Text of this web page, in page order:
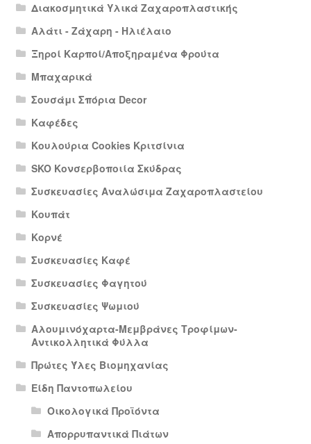
Διακοσμητικά Υλικά Ζαχαροπλαστικής
Αλάτι - Ζάχαρη - Ηλιέλαιο
Ξηροί Καρποί/Αποξηραμένα Φρούτα
Μπαχαρικά
Σουσάμι Σπόρια Decor
Καφέδες
Κουλούρια Cookies Κριτσίνια
SKO Κονσερβοποιία Σκύδρας
Συσκευασίες Αναλώσιμα Ζαχαροπλαστείου
Κουπάτ
Κορνέ
Συσκευασίες Καφέ
Συσκευασίες Φαγητού
Συσκευασίες Ψωμιού
Αλουμινόχαρτα-Μεμβράνες Τροφίμων-
Αντικολλητικά Φύλλα
Πρώτες Ύλες Βιομηχανίας
Είδη Παντοπωλείου
Οικολογικά Προϊόντα
Απορρυπαντικά Πιάτων